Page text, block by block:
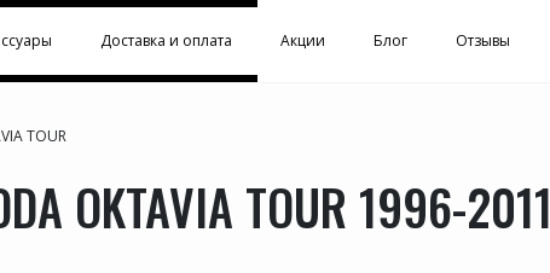
Доставка и оплата Акции Блог Отзывы
TOUR
OKTAVIA TOUR 1996-2011